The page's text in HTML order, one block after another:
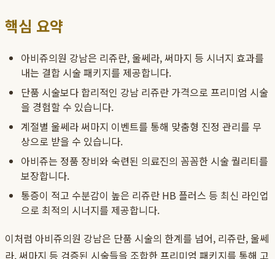
핵심 요약
아비쥬의원 강남은 리쥬란, 울쎄라, 써마지 등 시너지 효과를
내는 결합 시술 패키지를 제공합니다.
단품 시술보다 합리적인 강남 리쥬란 가격으로 프리미엄 시술
을 경험할 수 있습니다.
계절별 울쎄라 써마지 이벤트를 통해 맞춤형 진정 관리를 무
상으로 받을 수 있습니다.
아비쥬는 정품 장비와 숙련된 의료진의 꼼꼼한 시술 퀄리티를
보장합니다.
통증이 적고 수분감이 높은 리쥬란 HB 플러스 등 최신 라인업
으로 최적의 시너지를 제공합니다.
이처럼 아비쥬의원 강남은 단품 시술의 한계를 넘어, 리쥬란, 울쎄
라, 써마지 등 검증된 시술들을 조합한 프리미엄 패키지를 통해 고